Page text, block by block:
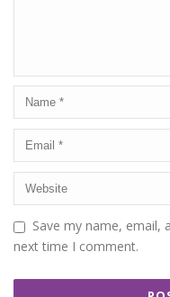
Save my name, email,
next time I comment.